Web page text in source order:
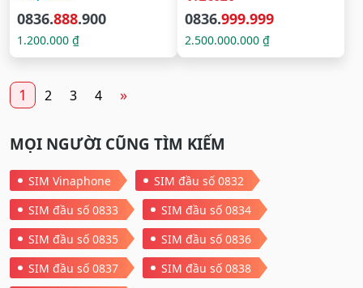
0836.888.900
1.200.000 ₫
0836.999.999
2.500.000.000 ₫
1 2 3 4 »
MỌI NGƯỜI CŨNG TÌM KIẾM
SIM Vinaphone
SIM đầu số 0832
SIM đầu số 0833
SIM đầu số 0834
SIM đầu số 0835
SIM đầu số 0836
SIM đầu số 0837
SIM đầu số 0838